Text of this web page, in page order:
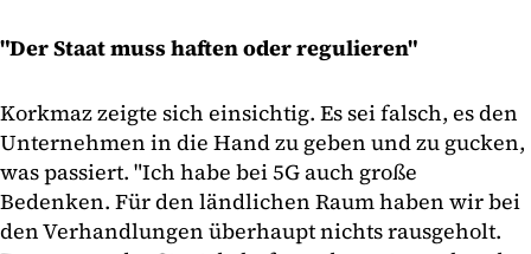
"Der Staat muss haften oder regulieren"
Korkmaz zeigte sich einsichtig. Es sei falsch, es den
Unternehmen in die Hand zu geben und zu gucken,
was passiert. "Ich habe bei 5G auch große
Bedenken. Für den ländlichen Raum haben wir bei
den Verhandlungen überhaupt nichts rausgeholt.